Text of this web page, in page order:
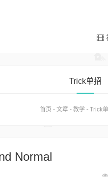
Trick单招
首页 - 文章 - 教学 - Trick
Normal